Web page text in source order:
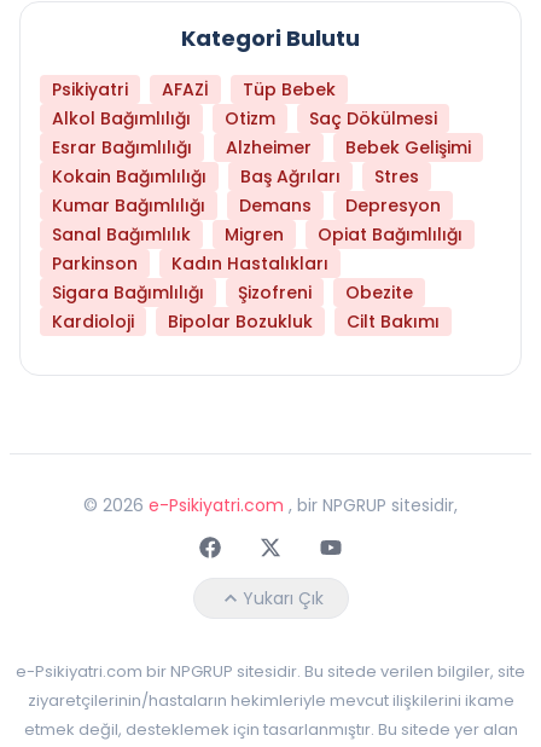
Kategori Bulutu
Psikiyatri AFAZİ
Tüp Bebek
Alkol Bağımlılığı
Otizm
Saç Dökülmesi
Esrar Bağımlılığı
Alzheimer
Bebek Gelişimi
Kokain Bağımlılığı
Baş Ağrıları
Stres
Kumar Bağımlılığı
Demans
Depresyon
Sanal Bağımlılık
Migren
Opiat Bağımlılığı
Parkinson
Kadın Hastalıkları
Sigara Bağımlılığı
Şizofreni
Obezite
Kardioloji
Bipolar Bozukluk Cilt Bakımı
© 2026 e-Psikiyatri.com , bir NPGRUP sitesidir,
FaceebokTwitterYoutube
Yukarı Çık
e-Psikiyatri.com bir NPGRUP sitesidir. Bu sitede verilen bilgiler, site
ziyaretçilerinin/hastaların hekimleriyle mevcut ilişkilerini ikame
etmek değil, desteklemek için tasarlanmıştır. Bu sitede yer alan